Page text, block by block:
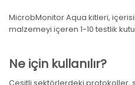
MicrobMonitor Aqua kitleri,
malzemeyi içeren 1-10 testlik
Ne için kullanılır?
Çeşitli sektörlerdeki protokoller,